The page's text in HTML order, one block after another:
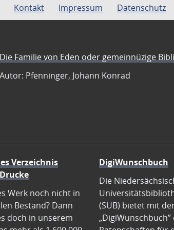
Kontakt Impressum Datenschutz
Die Familie von Eden oder gemeinnüzige
Autor: Pfenninger, Johann Konrad
Verzeichnis
Werk noch nicht in
Bestand? Dann
doch in unserem
DigiWunschbuch
Die
(SUB) bietet mit